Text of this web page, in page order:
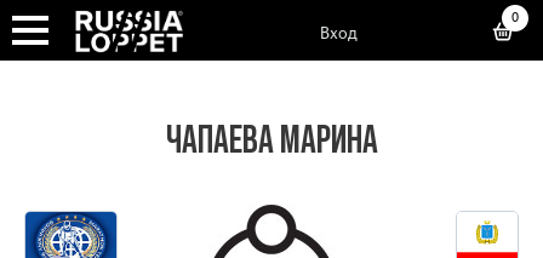
Вход
0
ЧАПАЕВА МАРИНА